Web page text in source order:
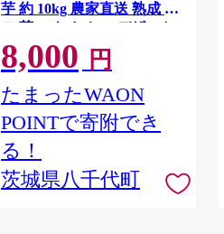
芋 約 10kg 農家直送 熟成 イ
モ 芋 いも おやつ デザート
秋 【 先行予約 2026年10月下
旬以降発送 】[AX035ya]
8,000 円
たまったWAON
POINTで寄附でき
る！
茨城県八千代町